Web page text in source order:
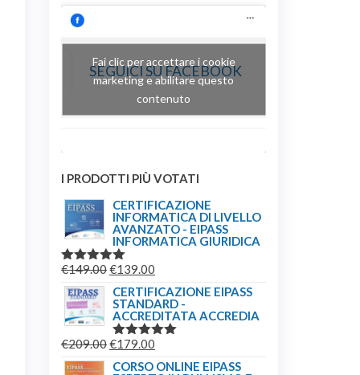
SEGUICI SU FACEBOOK
Fai clic per accettare i cookie
marketing e abilitare questo
contenuto
I PRODOTTI PIÙ VOTATI
CERTIFICAZIONE
INFORMATICA DI LIVELLO
AVANZATO - EIPASS
INFORMATICA GIURIDICA
VALUTATO
5.00SU 5
€149.00IL
PREZZO
ORIGINALE
ERA:
€149.00.
€139.00
PREZZO
ATTUALE
È:
CERTIFICAZIONE EIPASS
STANDARD -
ACCREDITATA ACCREDIA
VALUTATO
€209.00IL
PREZZO
€179.00
PREZZO
CORSO ONLINE EIPASS